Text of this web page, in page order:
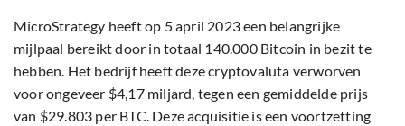
MicroStrategy heeft op 5 april 2023 een belangrijke
mijlpaal bereikt door in totaal 140.000 Bitcoin in bezit te
hebben. Het bedrijf heeft deze cryptovaluta verworven
voor ongeveer $4,17 miljard, tegen een gemiddelde prijs
van $29.803 per BTC. Deze acquisitie is een voortzetting